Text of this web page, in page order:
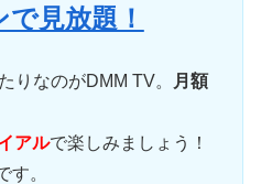
見放題！
りなのがDMM TV。
月額
アルで楽しみましょう！
す。